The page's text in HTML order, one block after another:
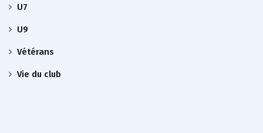
U7
U9
Vétérans
Vie du club